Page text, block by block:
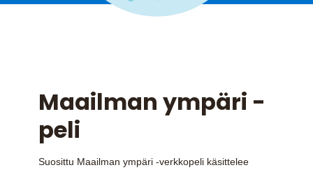
Maailman ympäri -
peli
Suosittu Maailman ympäri -verkkopeli käsittelee